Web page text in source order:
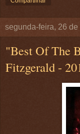
segunda-feira, 26 de
"Best Of The
Fitzgerald -